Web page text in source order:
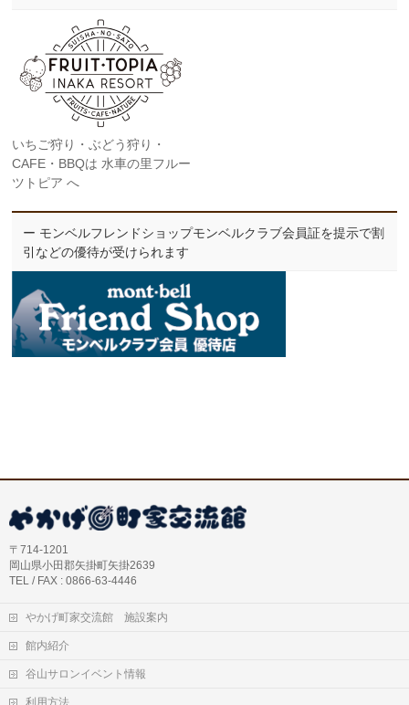
いちご狩り・ぶどう狩り・
CAFE・BBQは 水車の里フルー
ツトピア へ
ー モンベルフレンドショップモンベルクラブ会員証を提示で割
引などの優待が受けられます
〒714-1201
岡山県小田郡矢掛町矢掛2639
TEL / FAX : 0866-63-4446
やかげ町家交流館 施設案内
館内紹介
谷山サロンイベント情報
利用方法